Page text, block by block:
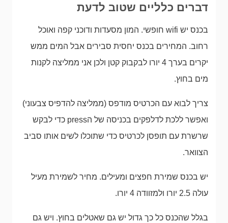
דברים כלליים שטוב לדעת
בכנס יש wifi חופשי. המון מסעדות ודוכני קפה ואוכל
רחוב. המחירים בכנס יחסית סבירים אבל המים ממש
יקרים בערך 4 יורו לבקבוק קטן ולכן אני ממליצה לקנות
מים בחוץ.
צריך לבוא עם הכרטיס מודפס (ממליצה להדפיס צבעוני)
ואפשר ללכת לדלפקים בכניסה של הpress כדי לבקש
שרשרת עם תופסן לכרטיס כדי שתוכלו לשים אותו סביב
הצוואר.
יש בכנס שמירת חפצים ומעילים. מחיר לשמירת מעיל
עולה 2.5 יורו ולמזוודה 4 יורו.
בגלל שהכנס כל כך גדול יש גם שאטלים בחוץ. ויש גם